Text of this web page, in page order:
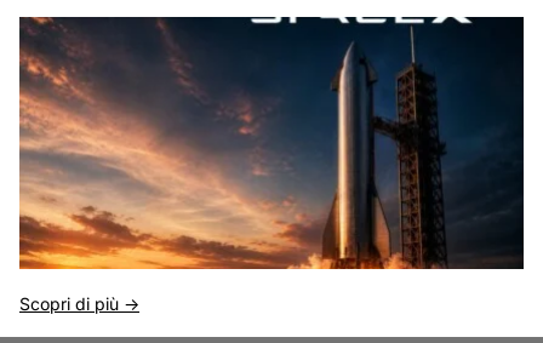
Scopri di più ->